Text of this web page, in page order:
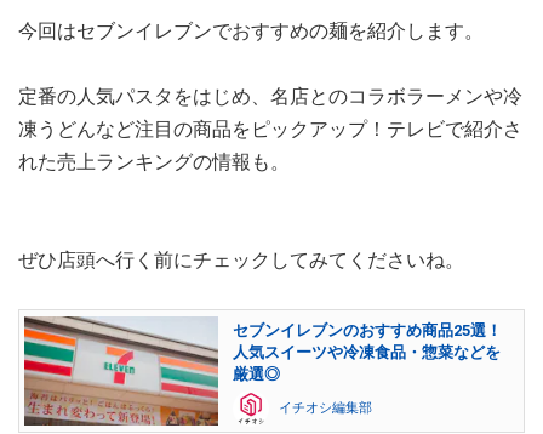
今回はセブンイレブンでおすすめの麺を紹介します。
定番の人気パスタをはじめ、名店とのコラボラーメンや冷
凍うどんなど注目の商品をピックアップ！テレビで紹介さ
れた売上ランキングの情報も。
ぜひ店頭へ行く前にチェックしてみてくださいね。
セブンイレブンのおすすめ商品25選！
人気スイーツや冷凍食品・惣菜などを
厳選◎
イチオシ編集部